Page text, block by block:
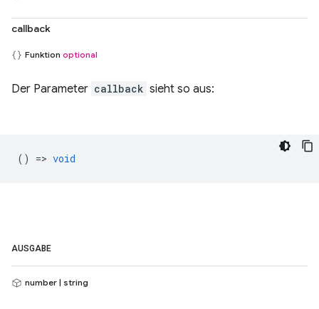
callback
Funktion optional
Der Parameter callback sieht so aus:
() => void
AUSGABE
number | string